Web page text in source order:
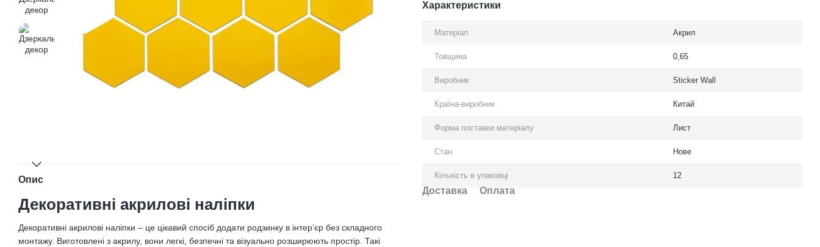
Опис
Декоративні акрилові наліпки
Декоративні акрилові наліпки – це цікавий спосіб додати родзинку в інтер’єр без складного
монтажу. Виготовлені з акрилу, вони легкі, безпечні та візуально розширюють простір. Такі
Характеристики
Матеріал Акрил
Товщина 0,65
Виробник Sticker Wall
Країна-виробник Китай
Форма поставки матеріалу Лист
Стан Нове
Кількість в упаковці 12
Доставка Оплата